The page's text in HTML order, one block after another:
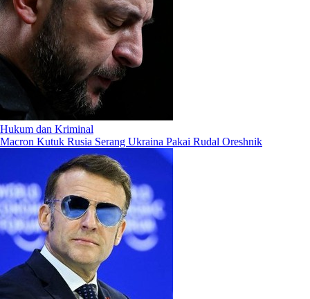
Hukum dan Kriminal
Macron Kutuk Rusia Serang Ukraina Pakai Rudal Oreshnik